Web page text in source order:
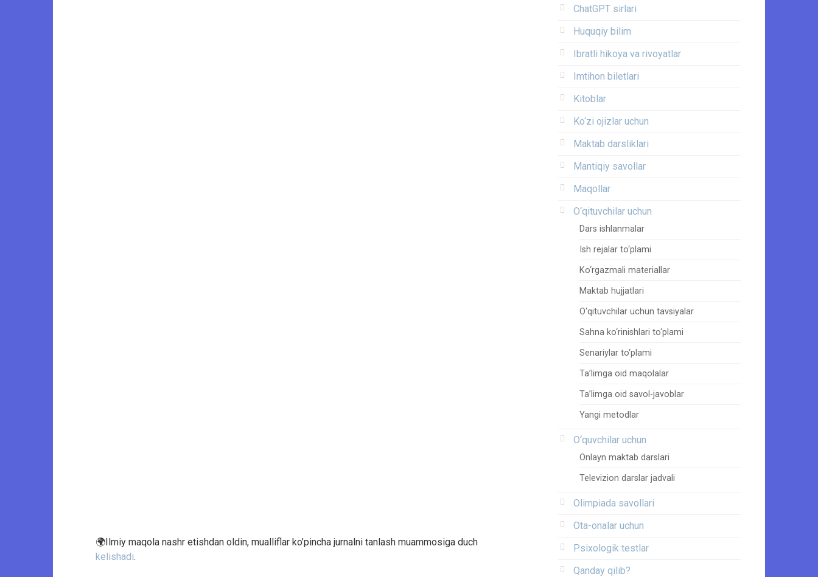
🌍Ilmiy maqola nashr etishdan oldin, mualliflar ko’pincha jurnalni tanlash muammosiga duch
kelishadi.
ChatGPT sirlari
Huquqiy bilim
Ibratli hikoya va rivoyatlar
Imtihon biletlari
Kitoblar
Ko‘zi ojizlar uchun
Maktab darsliklari
Mantiqiy savollar
Maqollar
O‘qituvchilar uchun
Dars ishlanmalar
Ish rejalar to‘plami
Ko‘rgazmali materiallar
Maktab hujjatlari
O‘qituvchilar uchun tavsiyalar
Sahna ko‘rinishlari to‘plami
Senariylar to‘plami
Ta’limga oid maqolalar
Ta’limga oid savol-javoblar
Yangi metodlar
O‘quvchilar uchun
Onlayn maktab darslari
Televizion darslar jadvali
Olimpiada savollari
Ota-onalar uchun
Psixologik testlar
Qanday qilib?